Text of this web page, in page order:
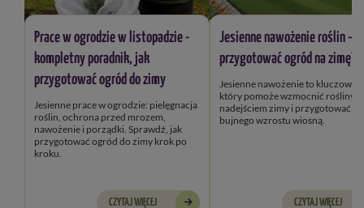
Prace w ogrodzie w listopadzie -
kompletny poradnik, jak
przygotować ogród do zimy
Jesienne prace w ogrodzie: pielęgnacja
roślin, ochrona przed mrozem,
nawożenie i porządki. Sprawdź, jak
przygotować ogród do zimy krok po
kroku.
CZYTAJ WIĘCEJ
Jesienne nawożenie roślin –
przygotować ogród na zimę?
Jesienne nawożenie to kluczowy
który pomoże wzmocnić rośliny przed
nadejściem zimy i przygotować je
bujnego wzrostu wiosną.
CZYTAJ WIĘCEJ